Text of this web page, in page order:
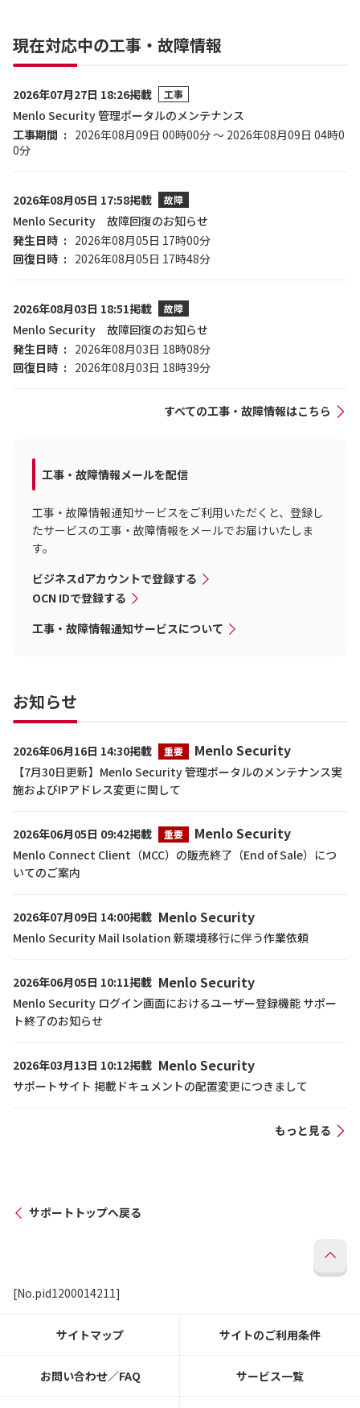
現在対応中の工事・故障情報
2026年07月27日 18:26掲載 工事
Menlo Security 管理ポータルのメンテナンス
工事期間
2026年08月09日 00時00分 ～ 2026年08月09日 04時0
0分
2026年08月05日 17:58掲載 故障
Menlo Security 故障回復のお知らせ
発生日時
2026年08月05日 17時00分
回復日時
2026年08月05日 17時48分
2026年08月03日 18:51掲載 故障
Menlo Security 故障回復のお知らせ
発生日時
2026年08月03日 18時08分
回復日時
2026年08月03日 18時39分
すべての工事・故障情報はこちら
工事・故障情報メールを配信
工事・故障情報通知サービスをご利用いただくと、登録し
たサービスの工事・故障情報をメールでお届けいたしま
す。
ビジネスdアカウントで登録する
OCN IDで登録する
工事・故障情報通知サービスについて
お知らせ
2026年06月16日 14:30掲載 重要 Menlo Security
【7月30日更新】Menlo Security 管理ポータルのメンテナンス実
施およびIPアドレス変更に関して
2026年06月05日 09:42掲載 重要 Menlo Security
Menlo Connect Client（MCC）の販売終了（End of Sale）につ
いてのご案内
2026年07月09日 14:00掲載 Menlo Security
Menlo Security Mail Isolation 新環境移行に伴う作業依頼
2026年06月05日 10:11掲載 Menlo Security
Menlo Security ログイン画面におけるユーザー登録機能 サポー
ト終了のお知らせ
2026年03月13日 10:12掲載 Menlo Security
サポートサイト 掲載ドキュメントの配置変更につきまして
もっと見る
サポートトップへ戻る
[No.pid1200014211]
サイトマップ サイトのご利用条件
お問い合わせ／FAQ サービス一覧